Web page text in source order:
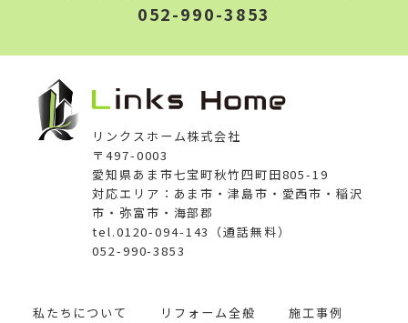
052-990-3853
リンクスホーム株式会社
〒497-0003
愛知県あま市七宝町秋竹四町田805-19
対応エリア：あま市・津島市・愛西市・稲沢
市・弥富市・海部郡
tel.0120-094-143（通話無料）
052-990-3853
私たちについて
リフォーム全般
施工事例